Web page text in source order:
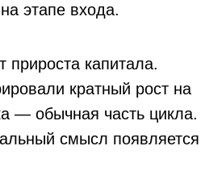
этапе входа.
капитала.
кратный рост на
— обычная часть цикла.
смысл появляется